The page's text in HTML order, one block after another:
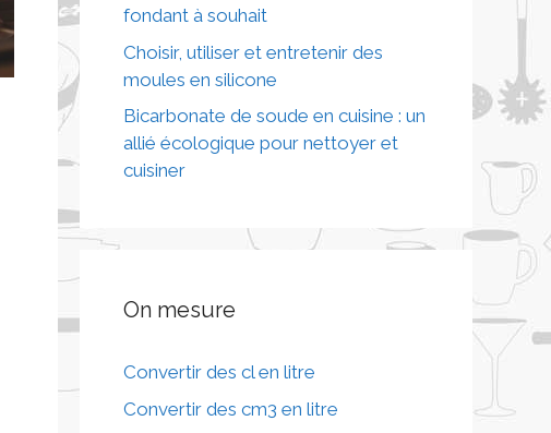
fondant à souhait
Choisir, utiliser et entretenir des
moules en silicone
Bicarbonate de soude en cuisine : un
allié écologique pour nettoyer et
cuisiner
On mesure
Convertir des cl en litre
Convertir des cm3 en litre